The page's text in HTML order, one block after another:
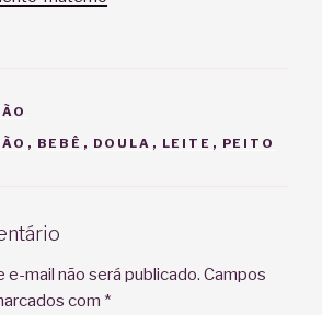
, BEBÊ , DOULA , LEITE , PEITO
e-mail não será publicado. Campos
com *